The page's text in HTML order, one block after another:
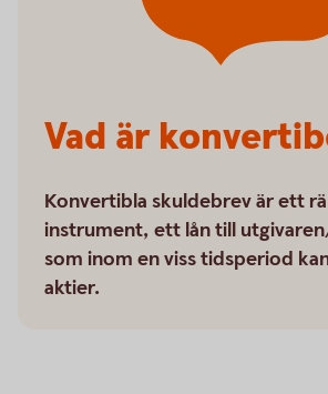
Vad är
Konvertibla skuldebrev är ett
instrument, ett lån till
som inom en viss tidsperiod
aktier.